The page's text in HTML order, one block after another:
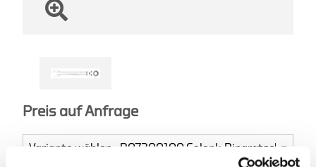
Preis auf Anfrage